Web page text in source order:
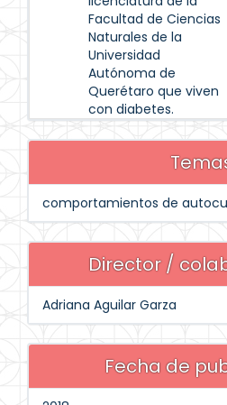
Facultad de Ciencias
Naturales de la
Universidad
Autónoma de
Querétaro que viven
con diabetes.
comportamientos de
Director /
Adriana Aguilar Garza
Fecha de